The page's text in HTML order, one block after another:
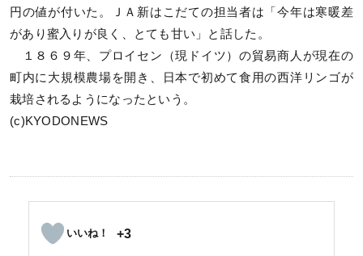
円の値が付いた。ＪＡ新はこだての担当者は「今年は寒暖差
があり蜜入りが良く、とても甘い」と話した。
１８６９年、プロイセン（現ドイツ）の貿易商人が現在の
町内に大規模農場を開き、日本で初めて食用の西洋リンゴが
栽培されるようになったという。
(c)KYODONEWS
+3